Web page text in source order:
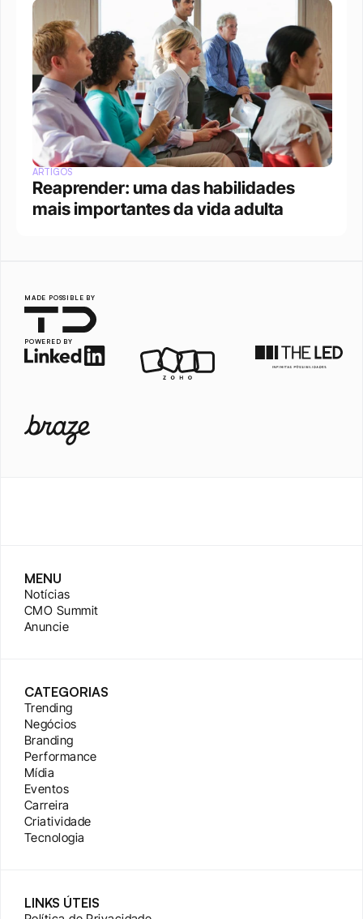
ARTIGOS
Reaprender: uma das habilidades
mais importantes da vida adulta
MADE POSSIBLE BY
POWERED BY
MENU
Notícias
CMO Summit
Anuncie
CATEGORIAS
Trending
Negócios
Branding
Performance
Mídia
Eventos
Carreira
Criatividade
Tecnologia
LINKS ÚTEIS